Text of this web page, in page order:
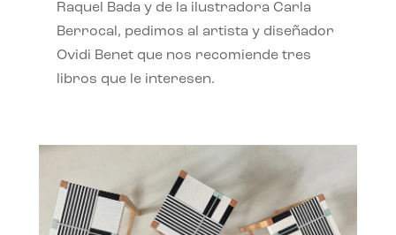
Raquel Bada y de la ilustradora Carla
Berrocal, pedimos al artista y diseñador
Ovidi Benet que nos recomiende tres
libros que le interesen.